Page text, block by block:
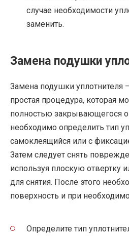
случае необходимости
заменить.
Замена подушки
Замена подушки уплотнителя
простая процедура, которая
полностью закрывающегося
необходимо определить тип
самоклеящийся или с
Затем следует снять
используя плоскую отвертку
для снятия. После этого
поверхность и при
Определите тип